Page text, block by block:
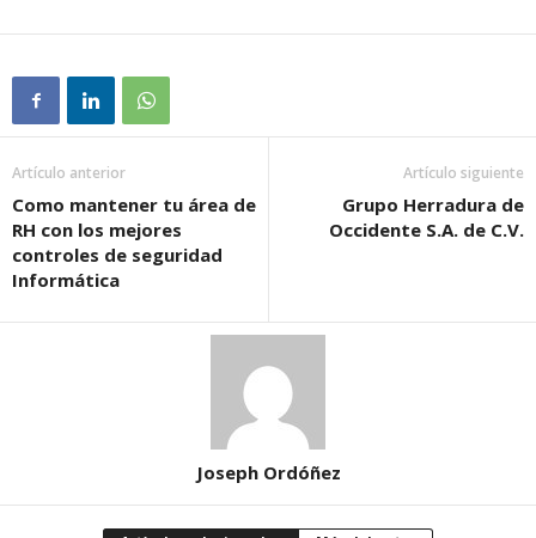
Artículo anterior
Como mantener tu área de
RH con los mejores
controles de seguridad
Informática
Artículo siguiente
Grupo Herradura de
Occidente S.A. de C.V.
Joseph Ordóñez